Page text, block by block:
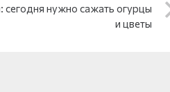
нужно сажать огурцы
и цветы